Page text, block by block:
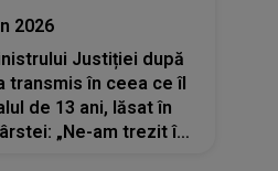
2026
Justiției după
transmis în ceea ce îl
de 13 ani, lăsat în
„Ne-am trezit în